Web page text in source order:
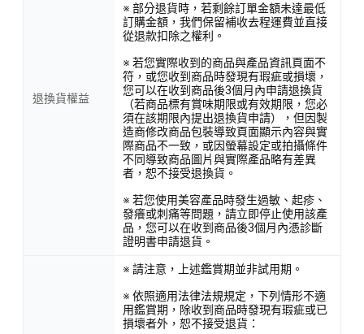
退換貨權益
※ 部分退貨時，若剩餘訂單金額未達最低
訂購金額，我們保留補收去程運費並直接
從退款扣除之權利。
※ 若您實際收到的商品與產品資訊頁面不
符，或您收到商品時發現有瑕疵或損壞，
您可以在收到商品後3個月內申請退換貨
（若商品標有賞味期限或有效期限，您必
須在該期限內提出退換貨申請），但因製
造商修改商品包裝導致頁面顯示內容與實
際商品不一致，或因螢幕設定或拍攝條件
不同導致商品圖片與實際產品略有差異
者，恕不接受退換貨。
※ 若您使用美容產品時發生過敏、起疹、
發癢或刺痛等問題，請立即停止使用該產
品，您可以在收到商品後3個月內憑診斷
證明書申請退貨。
※ 請注意，上述鑑賞期並非試用期。
※ 依照適用法律法規規定，下列情形不適
用鑑賞期，除收到商品時發現有瑕疵或已
損壞者外，恕不接受退貨：